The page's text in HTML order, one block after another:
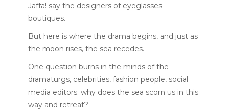
Jaffa! say the designers of eyeglasses
boutiques.
But here is where the drama begins, and just as
the moon rises, the sea recedes.
One question burns in the minds of the
dramaturgs, celebrities, fashion people, social
media editors: why does the sea scorn us in this
way and retreat?